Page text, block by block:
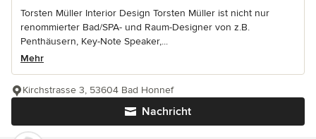
Torsten Müller Interior Design Torsten Müller ist nicht nur
renommierter Bad/SPA- und Raum-Designer von z.B.
Penthäusern, Key-Note Speaker,...
Mehr
Nachricht
Kirchstrasse 3, 53604 Bad Honnef